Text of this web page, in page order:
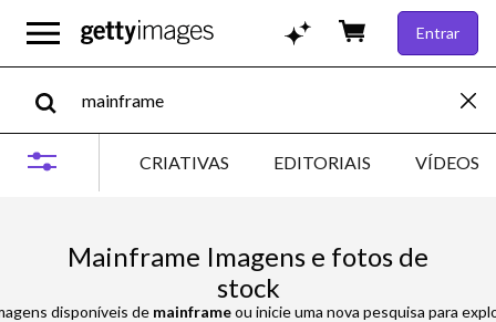
Entrar
CRIATIVAS EDITORIAIS VÍDEOS
Mainframe Imagens e fotos de
stock
disponíveis de mainframeou inicie uma nova pesquisa para